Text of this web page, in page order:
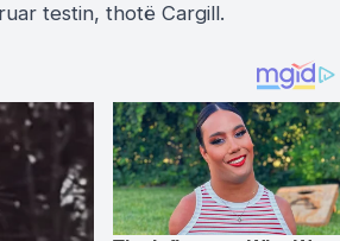
testin, thotë Cargill.